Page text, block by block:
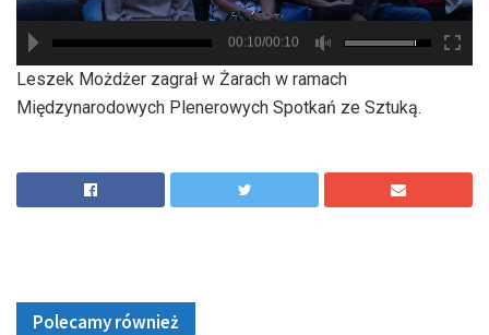
00:10/00:10
Leszek Możdżer zagrał w Żarach w ramach
Międzynarodowych Plenerowych Spotkań ze Sztuką.
Polecamy również